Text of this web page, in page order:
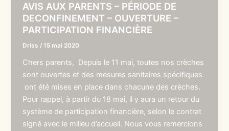
AVIS AUX PARENTS – PÉRIODE DE
DECONFINEMENT – OUVERTURE –
PARTICIPATION FINANCIÈRE
Driss /15 mai 2020
Chers parents, Depuis le 11 mai, toutes nos crèches
sont ouvertes et des mesures sanitaires spécifiques
ont été mises en place dans chacune des crèches.
Pour rappel, à partir du 18 mai, il y aura un retour du
système de participation financière, selon le contrat
signé avec le milieu d’accueil. Nous vous remercions